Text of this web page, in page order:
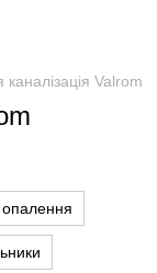
каналізація Valrom
опалення